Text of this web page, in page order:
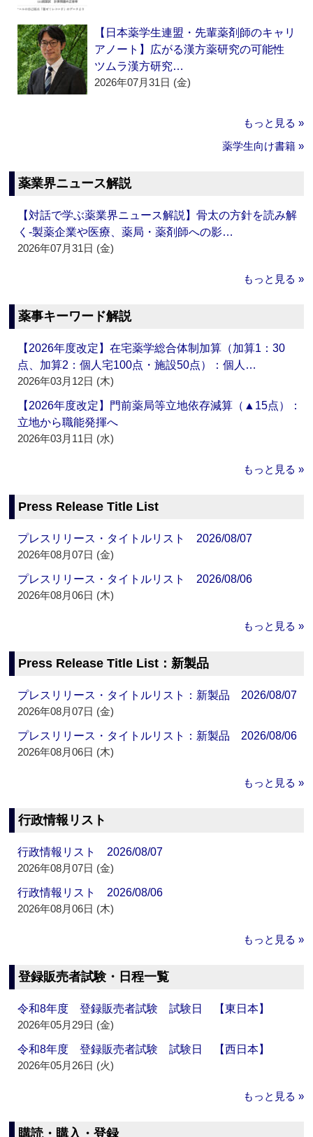
【日本薬学生連盟・先輩薬剤師のキャリ
アノート】広がる漢方薬研究の可能性
ツムラ漢方研究…
2026年07月31日 (金)
もっと見る »
薬学生向け書籍 »
薬業界ニュース解説
【対話で学ぶ薬業界ニュース解説】骨太の方針を読み解
く‐製薬企業や医療、薬局・薬剤師への影…
2026年07月31日 (金)
もっと見る »
薬事キーワード解説
【2026年度改定】在宅薬学総合体制加算（加算1：30
点、加算2：個人宅100点・施設50点）：個人…
2026年03月12日 (木)
【2026年度改定】門前薬局等立地依存減算（▲15点）：
立地から職能発揮へ
2026年03月11日 (水)
もっと見る »
Press Release Title List
プレスリリース・タイトルリスト 2026/08/07
2026年08月07日 (金)
プレスリリース・タイトルリスト 2026/08/06
2026年08月06日 (木)
もっと見る »
Press Release Title List：新製品
プレスリリース・タイトルリスト：新製品 2026/08/07
2026年08月07日 (金)
プレスリリース・タイトルリスト：新製品 2026/08/06
2026年08月06日 (木)
もっと見る »
行政情報リスト
行政情報リスト 2026/08/07
2026年08月07日 (金)
行政情報リスト 2026/08/06
2026年08月06日 (木)
もっと見る »
登録販売者試験・日程一覧
令和8年度 登録販売者試験 試験日 【東日本】
2026年05月29日 (金)
令和8年度 登録販売者試験 試験日 【西日本】
2026年05月26日 (火)
もっと見る »
購読・購入・登録